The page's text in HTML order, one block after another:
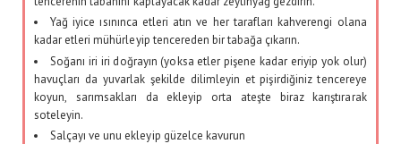
Yağ iyice ısınınca etleri atın ve her tarafları kahverengi olana
kadar etleri mühürleyip tencereden bir tabağa çıkarın.
Soğanı iri iri doğrayın (yoksa etler pişene kadar eriyip yok olur)
havuçları da yuvarlak şekilde dilimleyin et pişirdiğiniz tencereye
koyun, sarımsakları da ekleyip orta ateşte biraz karıştırarak
soteleyin.
Salçayı ve unu ekleyip güzelce kavurun